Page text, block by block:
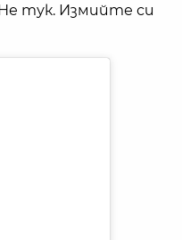
тук. Измийте си